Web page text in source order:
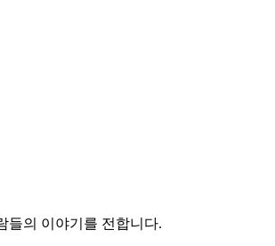
들의 이야기를 전합니다.